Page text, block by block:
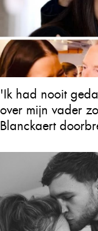
'Ik had nooit
over mijn vader
Blanckaert
achterlaat